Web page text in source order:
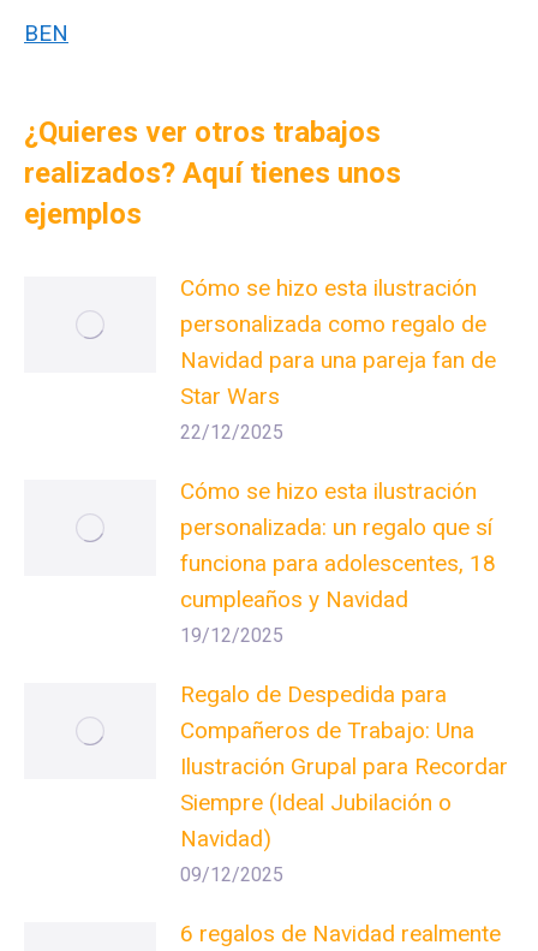
BEN
¿Quieres ver otros trabajos
realizados? Aquí tienes unos
ejemplos
Cómo se hizo esta ilustración
personalizada como regalo de
Navidad para una pareja fan de
Star Wars
22/12/2025
Cómo se hizo esta ilustración
personalizada: un regalo que sí
funciona para adolescentes, 18
cumpleaños y Navidad
19/12/2025
Regalo de Despedida para
Compañeros de Trabajo: Una
Ilustración Grupal para Recordar
Siempre (Ideal Jubilación o
Navidad)
09/12/2025
6 regalos de Navidad realmente